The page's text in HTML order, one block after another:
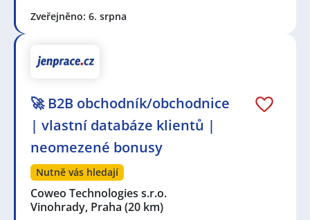
Zveřejněno: 6. srpna
🚀 B2B obchodník/obchodnice
| vlastní databáze klientů |
neomezené bonusy
Nutně vás hledají
Coweo Technologies s.r.o.
Vinohrady, Praha (20 km)